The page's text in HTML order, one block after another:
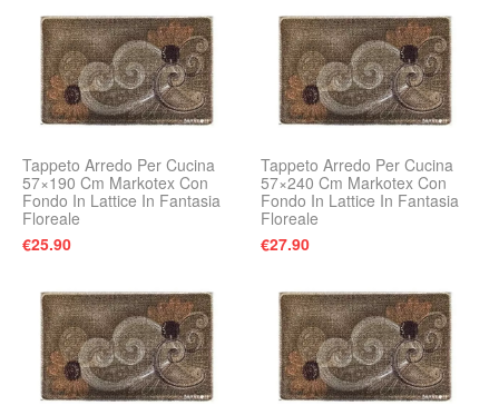
Tappeto Arredo Per Cucina
57×190 Cm Markotex Con
Fondo In Lattice In Fantasia
Floreale
€25.90
Tappeto Arredo Per Cucina
57×240 Cm Markotex Con
Fondo In Lattice In Fantasia
Floreale
€27.90